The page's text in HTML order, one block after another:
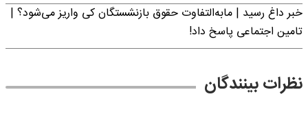
خبر داغ رسید | مابه‌التفاوت حقوق بازنشستگان کی واریز می‌شود؟ |
تامین اجتماعی پاسخ داد!
نظرات بینندگان